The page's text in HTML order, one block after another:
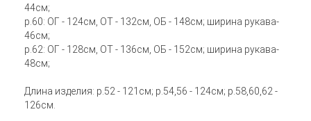
44см;
р.60: ОГ - 124см, ОТ - 132см, ОБ - 148см; ширина рукава-
46см;
р.62: ОГ - 128см, ОТ - 136см, ОБ - 152см; ширина рукава-
48см;
Длина изделия: р.52 - 121см; р.54,56 - 124см; р.58,60,62 -
126см.